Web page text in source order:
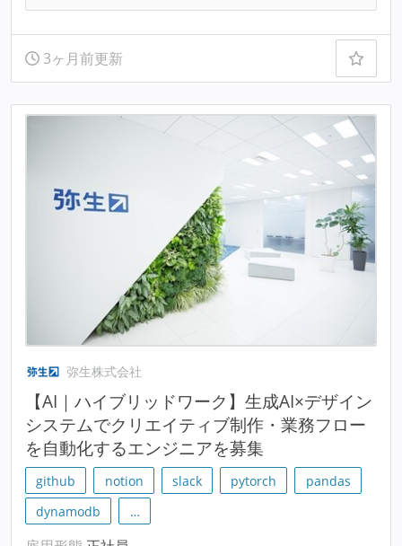
3ヶ月前更新
弥生株式会社
【AI｜ハイブリッドワーク】生成AI×デザイン
システムでクリエイティブ制作・業務フロー
を自動化するエンジニアを募集
github notion slack pytorch
pandas
dynamodb
…